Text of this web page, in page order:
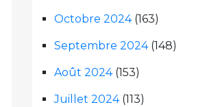
Octobre 2024(163)
Septembre 2024(148)
Août 2024(153)
Juillet 2024(113)